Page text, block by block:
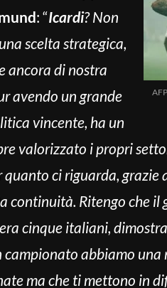
: “Icardi? Non
scelta strategica,
ancora di nostra
avendo un grande
vincente, ha un
valorizzato i propri
ci riguarda, grazie
continuità. Ritengo che il
cinque italiani,
abbiamo una
ma che ti mettono in